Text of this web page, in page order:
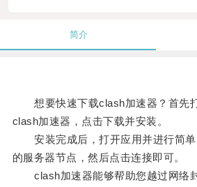
简介
想要快速下载clash加速器？首先
clash加速器，点击下载并安装。
安装完成后，打开应用并进行简单
的服务器节点，然后点击连接即可。
clash加速器能够帮助您越过网络封